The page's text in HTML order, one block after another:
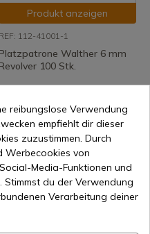
Produkt anzeigen
REF: 112-41001-1
Platzpatrone Walther 6 mm
Revolver 100 Stk.
Auf Lager – Sofortiger Versand
€
reibungslose Verwendung
empfiehlt dir dieser
zuzustimmen. Durch
Werbecookies von
Media-Funktionen und
du der Verwendung
Verarbeitung deiner